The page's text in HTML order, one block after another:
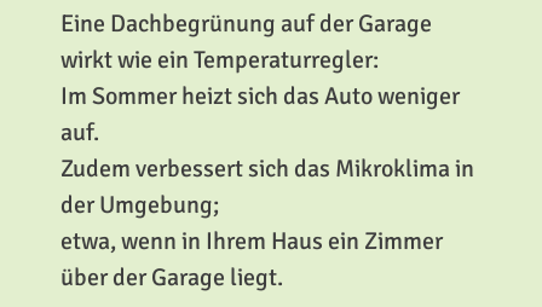
Eine Dachbegrünung auf der Garage
wirkt wie ein Temperaturregler:
Im Sommer heizt sich das Auto weniger
auf.
Zudem verbessert sich das Mikroklima in
der Umgebung;
etwa, wenn in Ihrem Haus ein Zimmer
über der Garage liegt.